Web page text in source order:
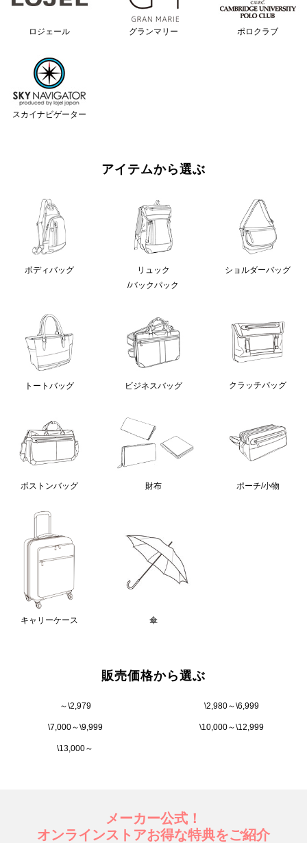
ロジェール グランマリー ポロクラブ
スカイナビゲーター
アイテムから選ぶ
ボディバッグ
リュック
/バックパック
ショルダーバッグ
トートバッグ ビジネスバッグ クラッチバッグ
ボストンバッグ 財布 ポーチ/小物
キャリーケース 傘
販売価格から選ぶ
～\2,979 \2,980～\6,999
\7,000～\9,999 \10,000～\12,999
\13,000～
メーカー公式！
オンラインストアお得な特典をご紹介